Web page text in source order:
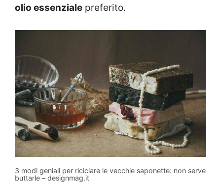
olio essenziale preferito.
3 modi geniali per riciclare le vecchie saponette: non serve
buttarle – designmag.it